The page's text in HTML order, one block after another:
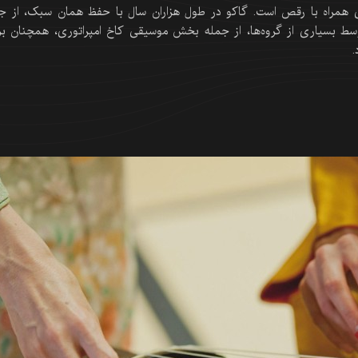
با رقص است. گاکو در طول هزاران سال با حفظ همان سبک، از
بسیاری از گروه‌ها، از جمله بخش موسیقی کاخ امپراتوری، همچنان